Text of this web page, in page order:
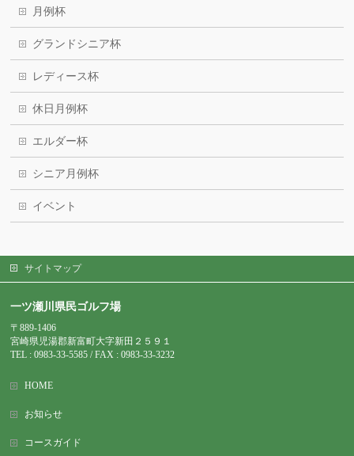
月例杯
グランドシニア杯
レディース杯
休日月例杯
エルダー杯
シニア月例杯
イベント
サイトマップ
一ツ瀬川県民ゴルフ場
〒889-1406
宮崎県児湯郡新富町大字新田２５９１
TEL : 0983-33-5585 / FAX : 0983-33-3232
HOME
お知らせ
コースガイド